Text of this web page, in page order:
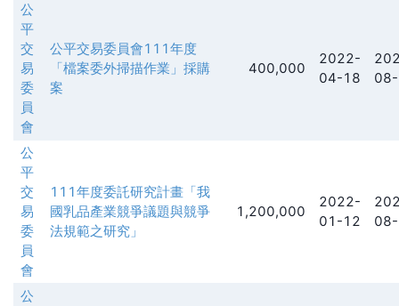
公
平
交
易
委
員
會
公平交易委員會111年度
「檔案委外掃描作業」採購
案
400,000
2022-
04-18
公
平
交
易
委
員
會
111年度委託研究計畫「我
國乳品產業競爭議題與競爭
法規範之研究」
1,200,000
2022-
01-12
公